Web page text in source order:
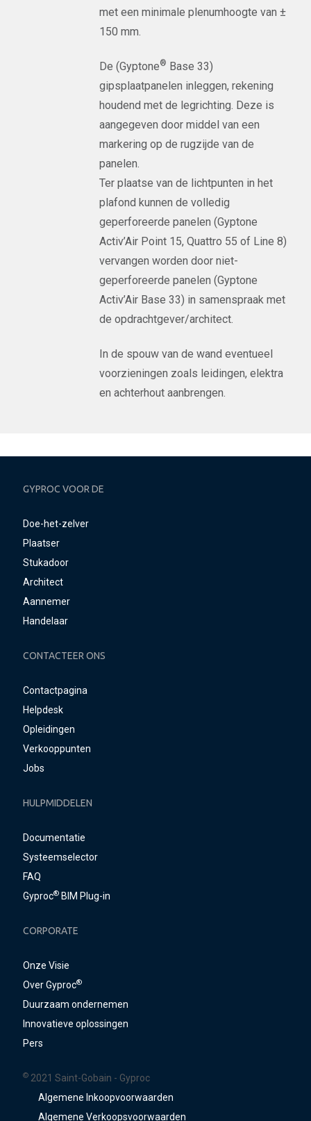
met een minimale plenumhoogte van ±
150 mm.
De (Gyptone® Base 33)
gipsplaatpanelen inleggen, rekening
houdend met de legrichting. Deze is
aangegeven door middel van een
markering op de rugzijde van de
panelen.
Ter plaatse van de lichtpunten in het
plafond kunnen de volledig
geperforeerde panelen (Gyptone
Activ’Air Point 15, Quattro 55 of Line 8)
vervangen worden door niet-
geperforeerde panelen (Gyptone
Activ’Air Base 33) in samenspraak met
de opdrachtgever/architect.
In de spouw van de wand eventueel
voorzieningen zoals leidingen, elektra
en achterhout aanbrengen.
GYPROC VOOR DE
Doe-het-zelver
Plaatser
Stukadoor
Architect
Aannemer
Handelaar
CONTACTEER ONS
Contactpagina
Helpdesk
Opleidingen
Verkooppunten
Jobs
HULPMIDDELEN
Documentatie
Systeemselector
FAQ
Gyproc® BIM Plug-in
CORPORATE
Onze Visie
Over Gyproc®
Duurzaam ondernemen
Innovatieve oplossingen
Pers
© 2021 Saint-Gobain - Gyproc
Algemene Inkoopvoorwaarden
Algemene Verkoopsvoorwaarden